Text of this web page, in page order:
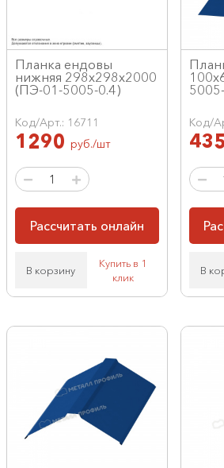
Планка ендовы
нижняя 298х298х2000
(ПЭ-01-5005-0.4)
Код/Арт.: 16711
1290 руб./шт
Рассчитать онлайн
В корзину
Купить в 1
клик
Код/
435
В